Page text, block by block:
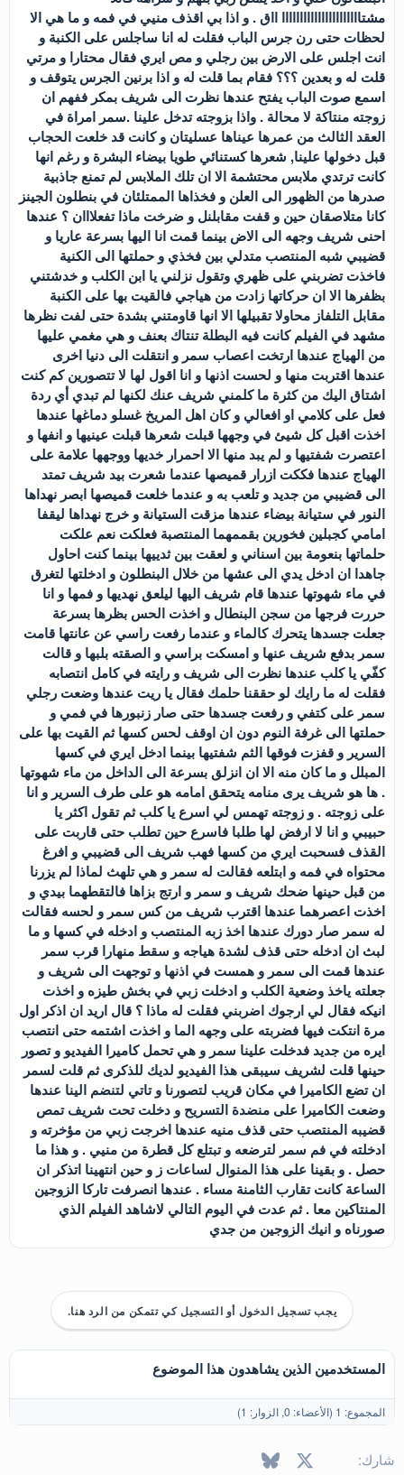
مشتاااااااااااااااااااااا ااق . و اذا بي اقذف منيي في فمه و ما هي الا
لحظات حتى رن جرس الباب فقلت له انا ساجلس على الكنبة و
انت اجلس على الارض بين رجلي و مص ايري فقال محتارا و مرتي
قلت له و بعدين ؟؟؟ فقام بما قلت له و اذا برنين الجرس يتوقف و
اسمع صوت الباب يفتح عندها نظرت الى شريف بمكر ففهم ان
زوجته منتاكة لا محالة . واذا بزوجته تدخل علينا .سمر امراة في
العقد الثالث من عمرها عيناها عسليتان و كانت قد خلعت الحجاب
قبل دخولها علينا, شعرها كستنائي طويا بيضاء البشرة و رغم انها
كانت ترتدي ملابس محتشمة الا ان تلك الملابس لم تمنع جاذبية
صدرها من الظهور الى العلن و فخذاها الممتلئان في بنطلون الجينز
كانا متلاصقان حين و قفت مقابلنل و ضرخت ماذا تفعلااان ؟ عندها
احنى شريف وجهه الى الاض بينما قمت انا اليها بسرعة عاريا و
قضيبي شبه المنتصب متدلي بين فخذي و حملتها الى الكنية
فاخذت تضربني على ظهري وتقول نزلني يا ابن الكلب و خدشتني
بظفرها الا ان حركاتها زادت من هياجي فالقيت بها على الكنبة
مقابل التلفاز محاولا تقبيلها الا انها قاومتني بشدة حتى لفت نظرها
مشهد في الفيلم كانت فيه البطلة تنتاك بعنف و هي مغمي عليها
من الهياج عندها ارتخت اعصاب سمر و انتقلت الى دنيا اخرى
عندها اقتربت منها و لحست اذنها و انا اقول لها لا تتصورين كم كنت
اشتاق اليك من كثرة ما كلمني شريف عنك لكنها لم تبدي أي ردة
فعل على كلامي او افعالي و كان اهل المريخ غسلو دماغها عندها
اخذت اقبل كل شيئ في وجهها قبلت شعرها قبلت عينيها و انفها و
اعتصرت شفتيها و لم يبد منها الا احمرار خديها ووجهها علامة على
الهياج عندها فككت ازرار قميصها عندما شعرت بيد شريف تمتد
الى قضيبي من جديد و تلعب به و عندما خلعت قميصها ابصر نهداها
النور في ستيانة بيضاء عندها مزقت الستيانة و خرج نهداها ليقفا
امامي كجبلين فخورين بقممهما المنتصبة فعلكت نعم علكت
حلماتها بنعومة بين اسناني و لعقت بين ثدييها بينما كنت احاول
جاهدا ان ادخل يدي الى عشها من خلال البنطلون و ادخلتها لتغرق
في ماء شهوتها عندها قام شريف اليها ليلعق نهديها و فمها و انا
حررت فرجها من سجن البنطال و اخذت الحس بظرها بسرعة
جعلت جسدها يتحرك كالماء و عندما رفعت راسي عن عانتها قامت
سمر بدفع شريف عنها و امسكت براسي و الصقته بلبها و قالت
كفّي يا كلب عندها نظرت الى شريف و رايته في كامل انتصابه
فقلت له ما رايك لو حققنا حلمك فقال يا ريت عندها وضعت رجلي
سمر على كتفي و رفعت جسدها حتى صار زنبورها في فمي و
حملتها الى غرفة النوم دون ان اوقف لحس كسها ثم القيت بها على
السرير و قفزت فوقها الثم شفتيها بينما ادخل ايري في كسها
المبلل و ما كان منه الا ان انزلق بسرعة الى الداخل من ماء شهوتها
. ها هو شريف يرى منامه يتحقق امامه هو على طرف السرير و انا
على زوجته . و زوجته تهمس لي اسرع يا كلب ثم تقول اكثر يا
حبيبي و انا لا ارفض لها طلبا فاسرع حين تطلب حتى قاربت على
القذف فسحبت ايري من كسها فهب شريف الى قضيبي و افرغ
محتواه في فمه و ابتلعه فقالت له سمر و هي تلهث لماذا لم يزرنا
من قبل حينها ضحك شريف و سمر و ارتج بزاها فالتقطهما بيدي و
اخذت اعصرهما عندها اقترب شريف من كس سمر و لحسه فقالت
له سمر صار دورك عندها اخذ زبه المنتصب و ادخله في كسها و ما
لبث ان ادخله حتى قذف لشدة هياجه و سقط منهارا قرب سمر
عندها قمت الى سمر و همست في اذنها و توجهت الى شريف و
جعلته ياخذ وضعية الكلب و ادخلت زبي في بخش طيزه و اخذت
انيكه فقال لي ارجوك اضربني فقلت له ماذا ؟ قال اريد ان اذكر اول
مرة انتكت فيها فضربته على وجهه الما و اخذت اشتمه حتى انتصب
ايره من جديد فدخلت علينا سمر و هي تحمل كاميرا الفيديو و تصور
حينها قلت لشريف سيبقى هذا الفيديو لديك للذكرى ثم قلت لسمر
ان تضع الكاميرا في مكان قريب لتصورنا و تاتي لتنضم الينا عندها
وضعت الكاميرا على منضدة التسريح و دخلت تحت شريف تمص
قضيبه المنتصب حتى قذف منيه عندها اخرجت زبي من مؤخرته و
ادخلته في فم سمر لترضعه و تبتلع كل قطرة من منيي . و هذا ما
حصل . و بقينا على هذا المنوال لساعات ز و حين انتهينا اتذكر ان
الساعة كانت تقارب الثامنة مساء . عندها انصرفت تاركا الزوجين
المنتاكين معا . ثم عدت في اليوم التالي لاشاهد الفيلم الذي
صورناه و انيك الزوجين من جدي
يجب تسجيل الدخول أو التسجيل كي تتمكن من الرد هنا.
المستخدمين الذين يشاهدون هذا الموضوع
المجموع: 1 (الأعضاء: 0, الزوار: 1)
شارك: فيسبوك Bluesky